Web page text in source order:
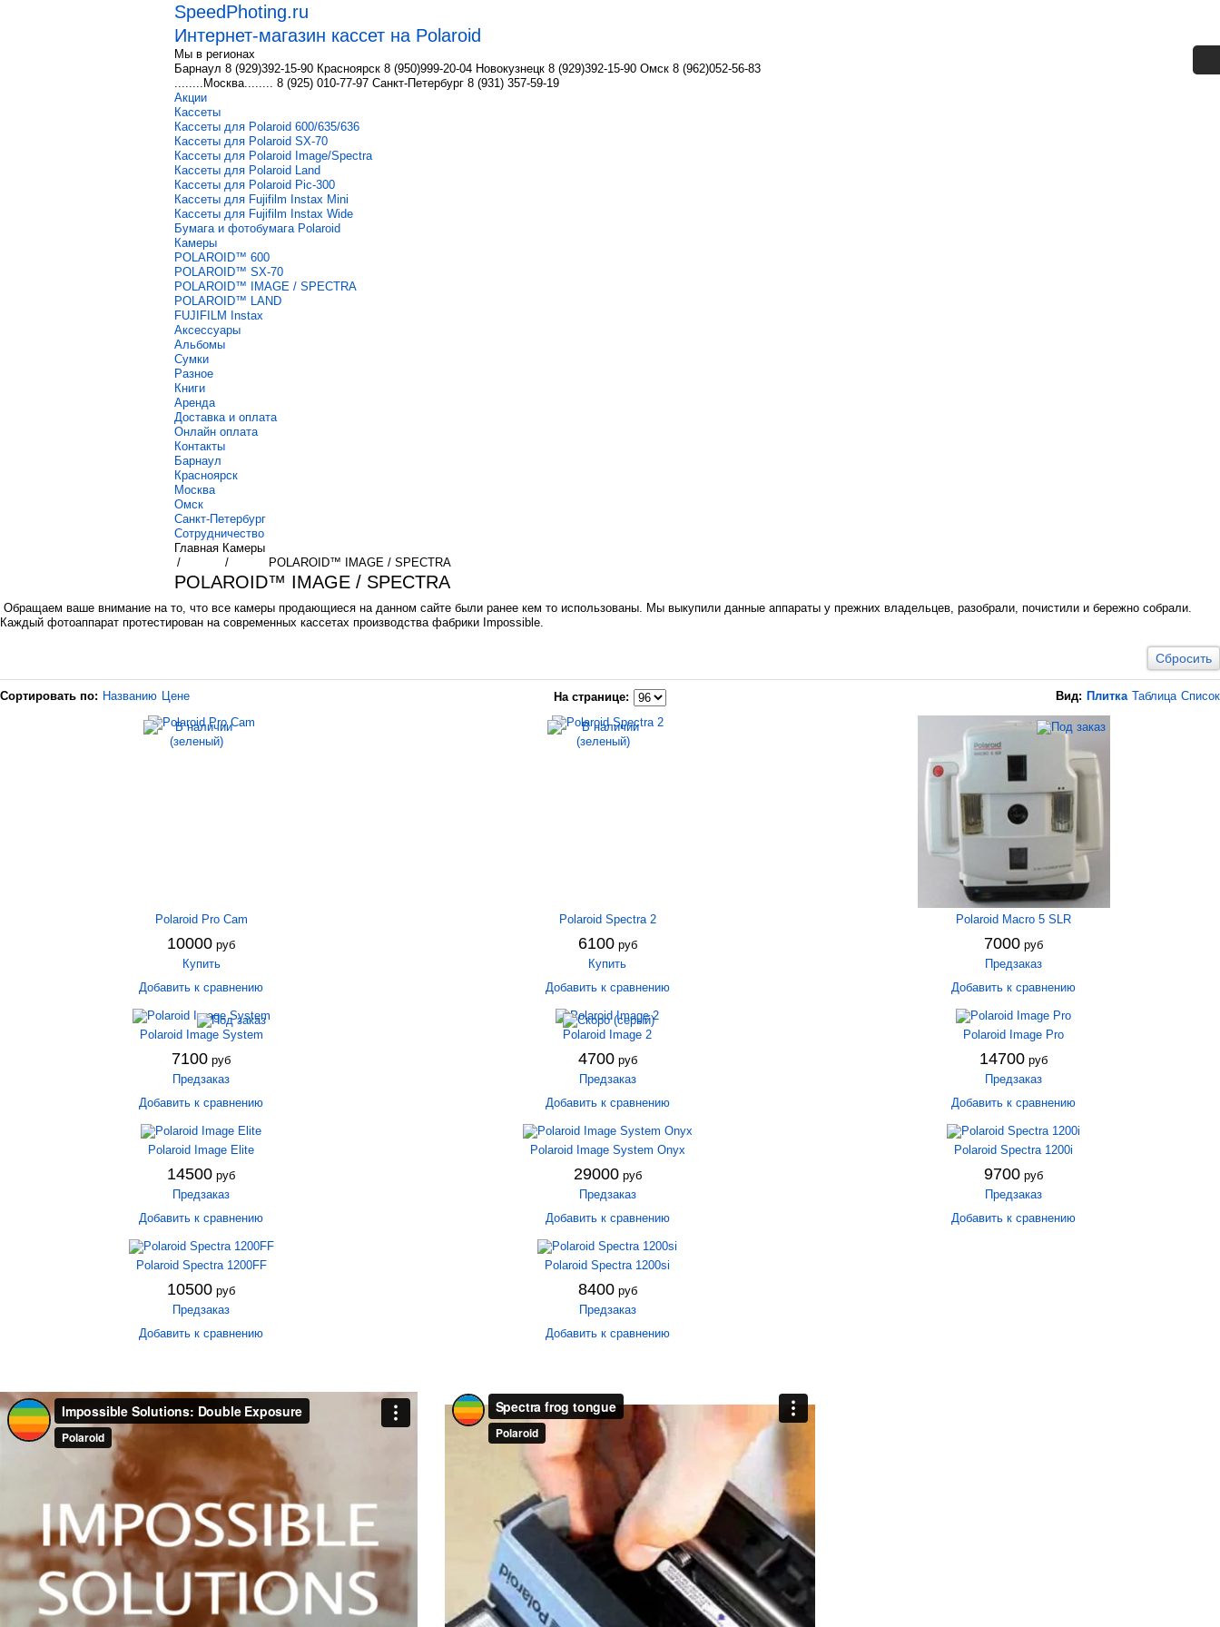
SpeedPhoting.ru
Интернет-магазин кассет на Polaroid
Мы в регионах
Барнаул 8 (929)392-15-90 Красноярск 8 (950)999-20-04 Новокузнецк 8 (929)392-15-90 Омск 8 (962)052-56-83
........Москва........ 8 (925) 010-77-97 Санкт-Петербург 8 (931) 357-59-19
Акции
Кассеты
Кассеты для Polaroid 600/635/636
Кассеты для Polaroid SX-70
Кассеты для Polaroid Image/Spectra
Кассеты для Polaroid Land
Кассеты для Polaroid Pic-300
Кассеты для Fujifilm Instax Mini
Кассеты для Fujifilm Instax Wide
Бумага и фотобумага Polaroid
Камеры
POLAROID™ 600
POLAROID™ SX-70
POLAROID™ IMAGE / SPECTRA
POLAROID™ LAND
FUJIFILM Instax
Аксессуары
Альбомы
Сумки
Разное
Книги
Аренда
Доставка и оплата
Онлайн оплата
Контакты
Барнаул
Красноярск
Москва
Омск
Санкт-Петербург
Сотрудничество
Главная
/
Камеры
/
POLAROID™ IMAGE / SPECTRA
POLAROID™ IMAGE / SPECTRA
Обращаем ваше внимание на то, что все камеры продающиеся на данном сайте были ранее кем то использованы. Мы выкупили данные аппараты у прежних владельцев, разобрали, почистили и бережно собрали.
Каждый фотоаппарат протестирован на современных кассетах производства фабрики Impossible.
Сбросить
Сортировать по: Названию Цене На странице: Вид: Плитка Таблица Список
Polaroid Pro Cam
10000 руб
Купить
Добавить к сравнению
Polaroid Spectra 2
6100 руб
Купить
Добавить к сравнению
Polaroid Macro 5 SLR
7000 руб
Предзаказ
Добавить к сравнению
Polaroid Image System
7100 руб
Предзаказ
Добавить к сравнению
Polaroid Image 2
4700 руб
Предзаказ
Добавить к сравнению
Polaroid Image Pro
14700 руб
Предзаказ
Добавить к сравнению
Polaroid Image Elite
14500 руб
Предзаказ
Добавить к сравнению
Polaroid Image System Onyx
29000 руб
Предзаказ
Добавить к сравнению
Polaroid Spectra 1200i
9700 руб
Предзаказ
Добавить к сравнению
Polaroid Spectra 1200FF
10500 руб
Предзаказ
Добавить к сравнению
Polaroid Spectra 1200si
8400 руб
Предзаказ
Добавить к сравнению